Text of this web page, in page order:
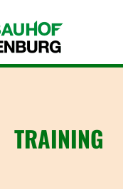
TRAINING